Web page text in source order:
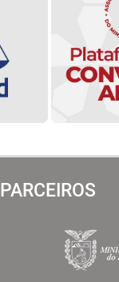
PARCEIROS